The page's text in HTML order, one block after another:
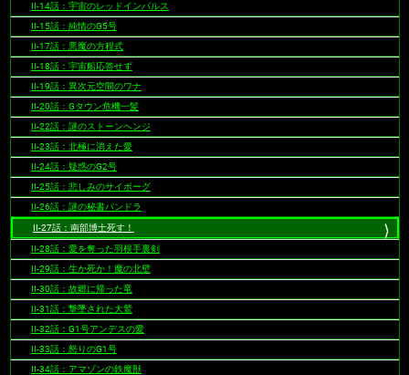
II-14話：宇宙のレッドインパルス
II-15話：純情のG5号
II-17話：悪魔の方程式
II-18話：宇宙船応答せず
II-19話：異次元空間のワナ
II-20話：Gタウン危機一髪
II-22話：謎のストーンヘンジ
II-23話：北極に消えた愛
II-24話：疑惑のG2号
II-25話：悲しみのサイボーグ
II-26話：謎の秘書パンドラ
II-27話：南部博士死す！
II-28話：愛を奪った羽根手裏剣
II-29話：生か死か！魔の北壁
II-30話：故郷に帰った竜
II-31話：撃墜された大鷲
II-32話：G1号アンデスの愛
II-33話：怒りのG1号
II-34話：アマゾンの鉄魔獣